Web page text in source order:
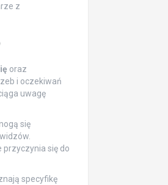
z
oraz
i oczekiwań
uwagę
się
przyczynia się do
specyfikę